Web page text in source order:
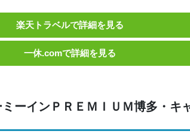
楽天トラベルで詳細を見る
一休.comで詳細を見る
インＰＲＥＭＩＵＭ博多・キ